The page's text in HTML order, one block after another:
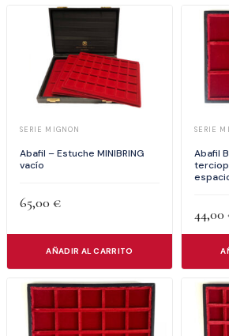
SERIE MIGNON
Abafil – Estuche MINIBRING
vacío
65,00 €
AÑADIR AL CARRITO
SERIE
Abafil
44,00